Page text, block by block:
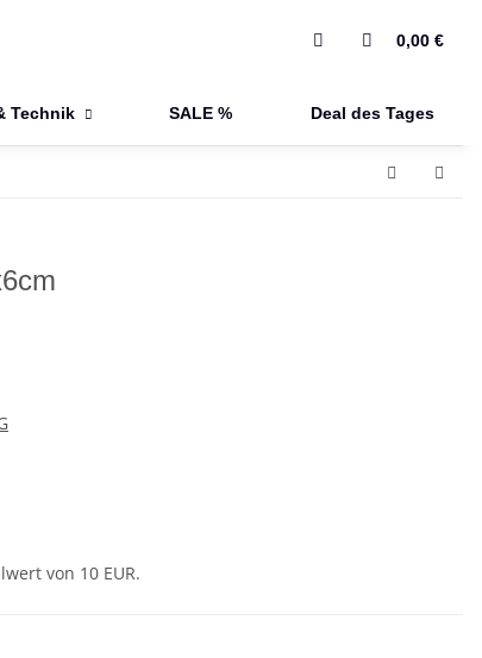
0,00 €
Technik SALE % Deal des Tages
von 10 EUR.